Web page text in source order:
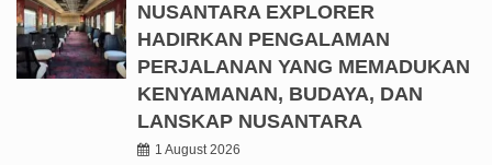
NUSANTARA EXPLORER
HADIRKAN PENGALAMAN
PERJALANAN YANG MEMADUKAN
KENYAMANAN, BUDAYA, DAN
LANSKAP NUSANTARA
1 August 2026